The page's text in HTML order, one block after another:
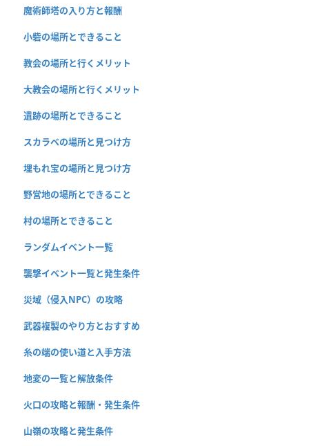
魔術師塔の入り方と報酬
小砦の場所とできること
教会の場所と行くメリット
大教会の場所と行くメリット
遺跡の場所とできること
スカラベの場所と見つけ方
埋もれ宝の場所と見つけ方
野営地の場所とできること
村の場所とできること
ランダムイベント一覧
襲撃イベント一覧と発生条件
災域（侵入NPC）の攻略
武器複製のやり方とおすすめ
糸の端の使い道と入手方法
地変の一覧と解放条件
火口の攻略と報酬・発生条件
山嶺の攻略と発生条件